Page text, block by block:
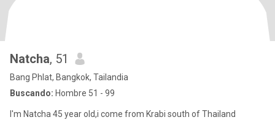
Natcha, 51
Bang Phlat, Bangkok, Tailandia
Buscando: Hombre 51 - 99
I'm Natcha 45 year old,i come from Krabi south of Thailand